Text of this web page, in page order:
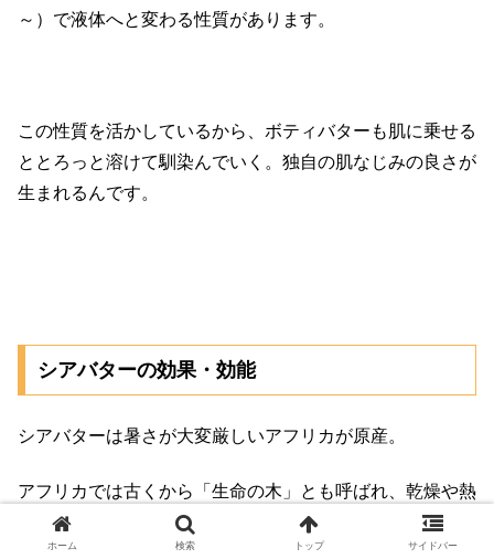
～）で液体へと変わる性質があります。
この性質を活かしているから、ボティバターも肌に乗せる
ととろっと溶けて馴染んでいく。独自の肌なじみの良さが
生まれるんです。
シアバターの効果・効能
シアバターは暑さが大変厳しいアフリカが原産。
アフリカでは古くから「生命の木」とも呼ばれ、乾燥や熱
風から現地の女性の肌を守ってきました。
ホーム 検索 トップ サイドバー